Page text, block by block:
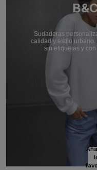
Sudaderas
calidad y estilo
sin etiquetas y